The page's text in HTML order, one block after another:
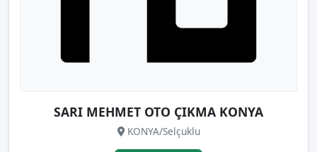
SARI MEHMET OTO ÇIKMA KONYA
KONYA/Selçuklu